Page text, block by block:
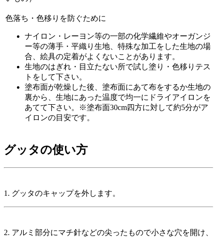
色落ち・色移りを防ぐために
ナイロン・レーヨン等の一部の化学繊維やオーガンジ
ー等の薄手・平織り生地、特殊な加工をした生地の場
合、絵具の定着がよくないことがあります。
生地のはぎれ・目立たない所で試し塗り・色移りテス
トをして下さい。
塗布面が乾燥した後、塗布面にあて布をするか生地の
裏から、生地にあった温度で均一にドライアイロンを
あてて下さい。※塗布面30cm四方に対して約5分がア
イロンの目安です。
グッタの使い方
1. グッタのキャップを外します。
2. アルミ部分にマチ針などの尖ったもので小さな穴を開け、